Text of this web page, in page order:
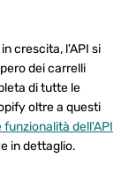
crescita, l'API si
dei carrelli
di tutte le
oltre a questi
funzionalità dell'API
in dettaglio.